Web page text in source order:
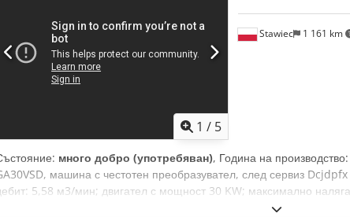
1 / 5
Stawiec 1 161 km
много добро (употребяван), Година на производство:
машина с честотен преобразувател, след сервиз
5,58 м3/мин; двигател с мощност 30 KW; максимално
работни часове: 11816!!! Цена: 24500 нето, 30135 бруто.